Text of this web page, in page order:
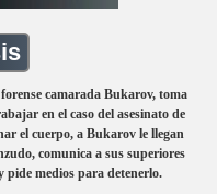
camarada Bukarov, toma
en el caso del asesinato de
el cuerpo, a Bukarov le llegan
comunica a sus superiores
pide medios para detenerlo.